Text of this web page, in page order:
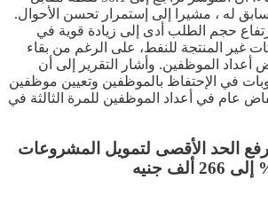
السابق له ، مشيرا إلى إستمرار تحسن الأحوال.
حجم الطلب أدى إلى زيادة قوية في
غير المنتجة للنفط، على الرغم من بقاء
أعداد الموظفين. وأشار التقرير إلى أن
في الإحتفاظ بالموظفين وتعيين موظفين
عام في أعداد الموظفين للمرة الثالثة في
ترفع الحد الأقصى لتمويل المشروعات